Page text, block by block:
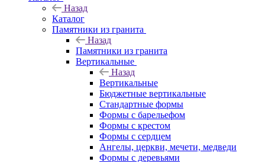
Назад
Каталог
Памятники из гранита
Назад
Памятники из гранита
Вертикальные
Назад
Вертикальные
Бюджетные вертикальные
Стандартные формы
Формы с барельефом
Формы с крестом
Формы с сердцем
Ангелы, церкви, мечети, медведи
Формы с деревьями